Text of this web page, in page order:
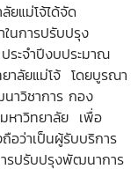
แม่โจ้ได้จัด
ในการปรับปรุง
ระจำปีงบประมาณ
าลัยแม่โจ้ โดยบูรณา
าวิชาการ กอง
หาวิทยาลัย เพื่อ
อว่าเป็นผู้รับบริการ
ารปรับปรุงพัฒนาการ